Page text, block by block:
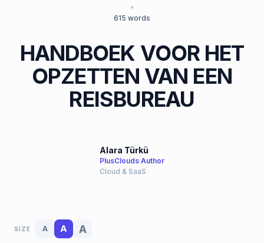
•
615 words
HANDBOEK VOOR HET
OPZETTEN VAN EEN
REISBUREAU
Alara Türkü
PlusClouds Author
Cloud & SaaS
SIZE A A A